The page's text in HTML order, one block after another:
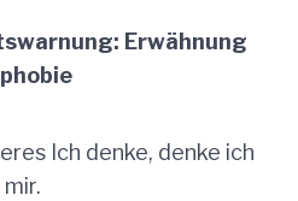
Erwähnung
Ich denke, denke ich